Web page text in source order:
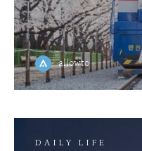
allowto
DAILY LIFE